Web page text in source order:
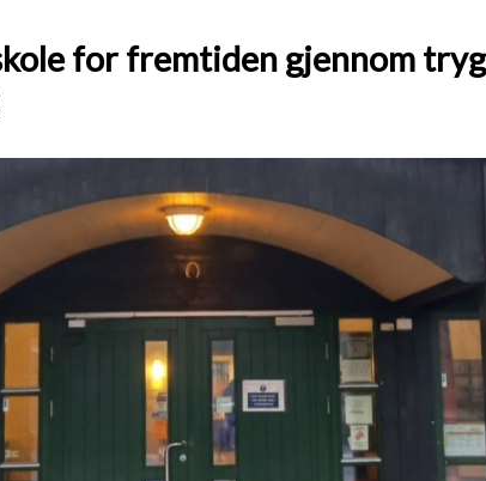
for fremtiden gjennom